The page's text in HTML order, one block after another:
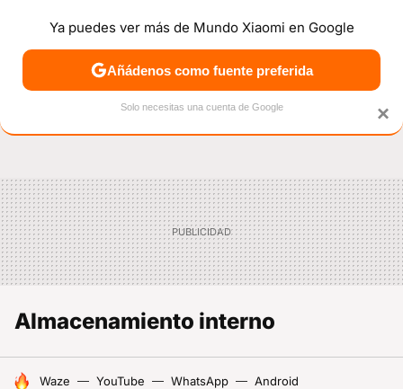
NOTICIAS MÓVILES TUTORIALES OFERTAS
Almacenamiento interno
HOY SE HABLA DE
Waze YouTube WhatsApp Android
×
Ya puedes ver más de Mundo Xiaomi en Google
Añádenos como fuente preferida
Solo necesitas una cuenta de Google